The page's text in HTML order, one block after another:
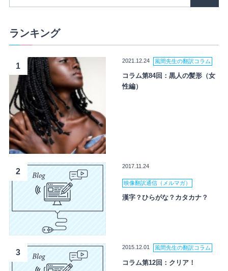
ランキング
1
2021.12.24 風間先生の翻訳コラム
コラム第84回：黒人の髪形（女
性編）
2
2017.11.24
映像翻訳通信（メルマガ）
漢字？ひらがな？カタカナ？
3
2015.12.01 風間先生の翻訳コラム
コラム第12回：クリア！